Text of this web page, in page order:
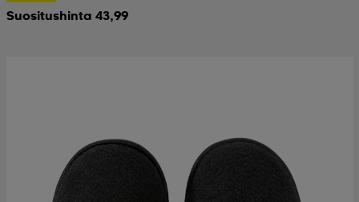
Suositushinta 43,99